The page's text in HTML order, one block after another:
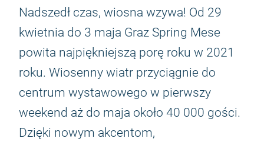
Nadszedł czas, wiosna wzywa! Od 29
kwietnia do 3 maja Graz Spring Mese
powita najpiękniejszą porę roku w 2021
roku. Wiosenny wiatr przyciągnie do
centrum wystawowego w pierwszy
weekend aż do maja około 40 000 gości.
Dzięki nowym akcentom,